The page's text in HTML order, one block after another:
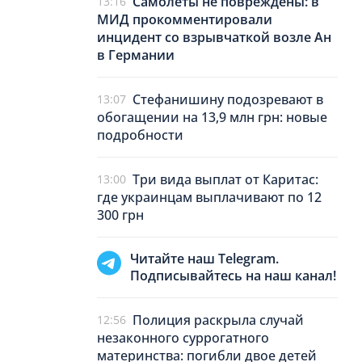
МИД прокомментировали
инцидент со взрывчаткой возле Ан
в Германии
13:07 Стефанишину подозревают в
обогащении на 13,9 млн грн: новые
подробности
13:00 Три вида выплат от Каритас:
где украинцам выплачивают по 12
300 грн
Читайте наш Telegram.
Подписывайтесь на наш канал!
12:56 Полиция раскрыла случай
незаконного суррогатного
материнства: погибли двое детей